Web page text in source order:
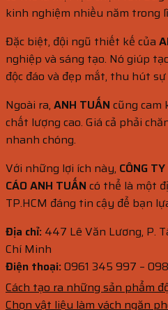
kinh nghiệm nhiều năm trong
Đặc biệt, đội ngũ thiết kế của
nghiệp và sáng tạo. Nó giúp
độc đáo và đẹp mắt, thu hút
Ngoài ra, ANH TUẤN cũng cam
chất lượng cao. Giá cả phải
nhanh chóng.
Với những lợi ích này, CÔNG
CÁO ANH TUẤN có thể là một
TP.HCM đáng tin cậy để bạn
Địa chỉ: 447 Lê Văn Lương, P.
Chí Minh
Điện thoại:0961 345 997 –
Cách tạo ra những sản phẩm
Chọn vật liệu làm vách ngăn